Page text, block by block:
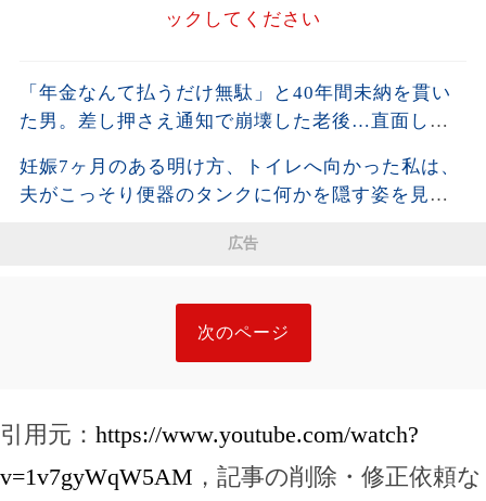
ックしてください
「年金なんて払うだけ無駄」と40年間未納を貫い
た男。差し押さえ通知で崩壊した老後…直面した
妊娠7ヶ月のある明け方、トイレへ向かった私は、
夫がこっそり便器のタンクに何かを隠す姿を見て
は声も出せず凍りついた――
広告
次のページ
引用元： https://www.youtube.com/watch?
v=1v7gyWqW5AM ，記事の削除・修正依頼な